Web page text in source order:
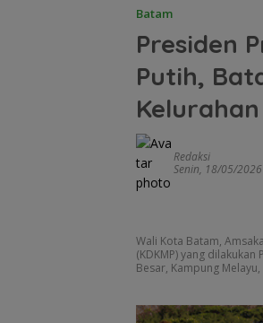
Batam
Presiden
Putih,
Kelurahan
Redaksi
Senin, 18/05/
Wali Kota Batam,
(KDKMP) yang
Besar, Kampung